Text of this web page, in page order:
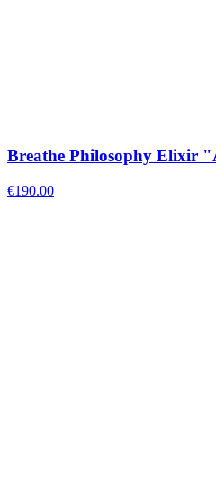
Breathe Philosophy Elixir
€190.00